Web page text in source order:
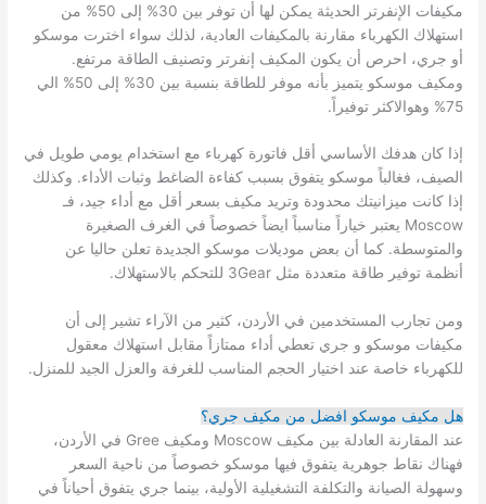
مكيفات الإنفرتر الحديثة يمكن لها أن توفر بين 30% إلى 50% من
استهلاك الكهرباء مقارنة بالمكيفات العادية، لذلك سواء اخترت موسكو
أو جري، احرص أن يكون المكيف إنفرتر وتصنيف الطاقة مرتفع.
ومكيف موسكو يتميز بأنه موفر للطاقة بنسبة بين 30% إلى 50% الي
75% وهوالاكثر توفيراً.
إذا كان هدفك الأساسي أقل فاتورة كهرباء مع استخدام يومي طويل في
الصيف، فغالباً موسكو يتفوق بسبب كفاءة الضاغط وثبات الأداء. وكذلك
إذا كانت ميزانيتك محدودة وتريد مكيف بسعر أقل مع أداء جيد، فـ
Moscow يعتبر خياراً مناسباً ايضاً خصوصاً في الغرف الصغيرة
والمتوسطة. كما أن بعض موديلات موسكو الجديدة تعلن حاليا عن
أنظمة توفير طاقة متعددة مثل 3Gear للتحكم بالاستهلاك.
ومن تجارب المستخدمين في الأردن، كثير من الآراء تشير إلى أن
مكيفات موسكو و جري تعطي أداء ممتازاً مقابل استهلاك معقول
للكهرباء خاصة عند اختيار الحجم المناسب للغرفة والعزل الجيد للمنزل.
هل مكيف موسكو افضل من مكيف جري؟
عند المقارنة العادلة بين مكيف Moscow ومكيف Gree في الأردن،
فهناك نقاط جوهرية يتفوق فيها موسكو خصوصاً من ناحية السعر
وسهولة الصيانة والتكلفة التشغيلية الأولية، بينما جري يتفوق أحياناً في